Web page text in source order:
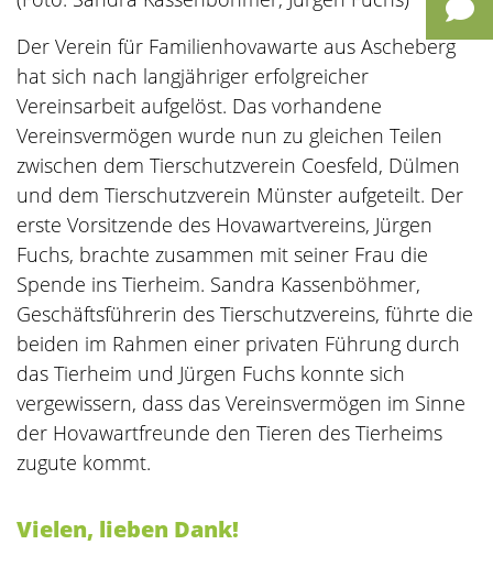
Der Verein für Familienhovawarte aus Ascheberg
hat sich nach langjähriger erfolgreicher
Vereinsarbeit aufgelöst. Das vorhandene
Vereinsvermögen wurde nun zu gleichen Teilen
zwischen dem Tierschutzverein Coesfeld, Dülmen
und dem Tierschutzverein Münster aufgeteilt. Der
erste Vorsitzende des Hovawartvereins, Jürgen
Fuchs, brachte zusammen mit seiner Frau die
Spende ins Tierheim. Sandra Kassenböhmer,
Geschäftsführerin des Tierschutzvereins, führte die
beiden im Rahmen einer privaten Führung durch
das Tierheim und Jürgen Fuchs konnte sich
vergewissern, dass das Vereinsvermögen im Sinne
der Hovawartfreunde den Tieren des Tierheims
zugute kommt.
Vielen, lieben Dank!